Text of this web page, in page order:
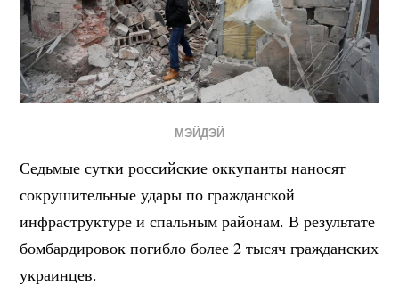
МЭЙДЭЙ
Седьмые сутки российские оккупанты наносят
сокрушительные удары по гражданской
инфраструктуре и спальным районам. В результате
бомбардировок погибло более 2 тысяч гражданских
украинцев.